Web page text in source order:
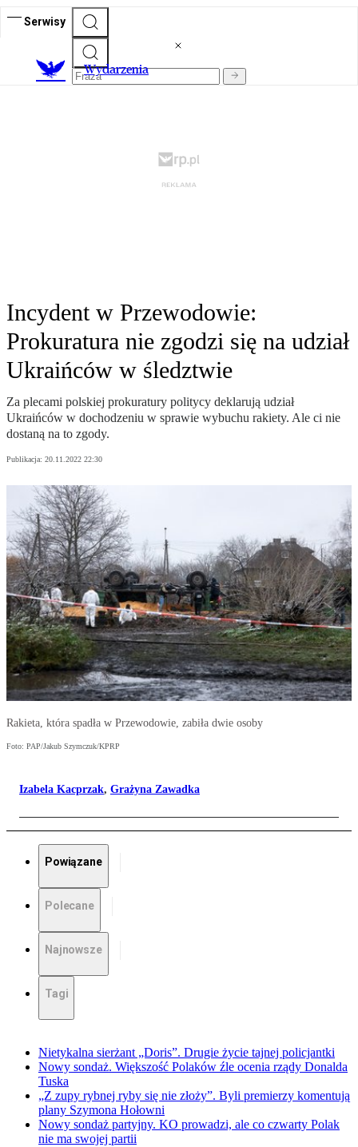
Serwisy
Wydarzenia
Incydent w Przewodowie:
Prokuratura nie zgodzi się na udział
Ukraińców w śledztwie
Za plecami polskiej prokuratury politycy deklarują udział
Ukraińców w dochodzeniu w sprawie wybuchu rakiety. Ale ci nie
dostaną na to zgody.
Publikacja: 20.11.2022 22:30
Rakieta, która spadła w Przewodowie, zabiła dwie osoby
Foto: PAP/Jakub Szymczuk/KPRP
Izabela Kacprzak, Grażyna Zawadka
Powiązane
Polecane
Najnowsze
Tagi
Nietykalna sierżant „Doris”. Drugie życie tajnej policjantki
Nowy sondaż. Większość Polaków źle ocenia rządy Donalda
Tuska
„Z zupy rybnej ryby się nie złoży”. Byli premierzy komentują
plany Szymona Hołowni
Nowy sondaż partyjny. KO prowadzi, ale co czwarty Polak
nie ma swojej partii